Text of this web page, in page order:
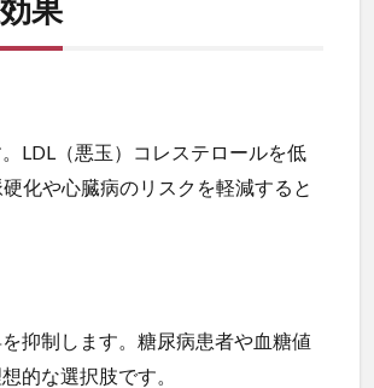
果
LDL（悪玉）コレステロールを低
化や心臓病のリスクを軽減すると
抑制します。糖尿病患者や血糖値
的な選択肢です。